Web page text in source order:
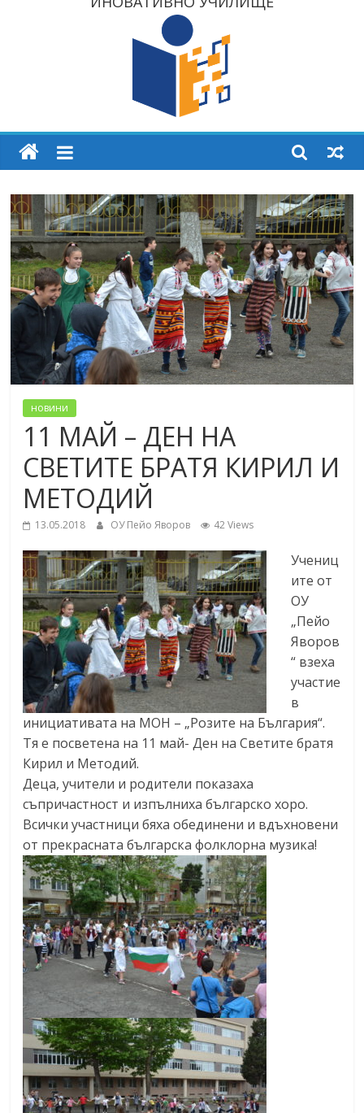
новини
11 МАЙ – ДЕН НА
СВЕТИТЕ БРАТЯ КИРИЛ И
МЕТОДИЙ
13.05.2018 ОУ Пейо Яворов 42 Views
Учениц
ите от
ОУ
„Пейо
Яворов
“ взеха
участие
в
инициативата на МОН – „Розите на България“.
Тя е посветена на 11 май- Ден на Светите братя
Кирил и Методий.
Деца, учители и родители показаха
съпричастност и изпълниха българско хоро.
Всички участници бяха обединени и вдъхновени
от прекрасната българска фолклорна музика!